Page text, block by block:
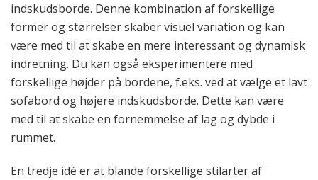
indskudsborde. Denne kombination af forskellige
former og størrelser skaber visuel variation og kan
være med til at skabe en mere interessant og dynamisk
indretning. Du kan også eksperimentere med
forskellige højder på bordene, f.eks. ved at vælge et lavt
sofabord og højere indskudsborde. Dette kan være
med til at skabe en fornemmelse af lag og dybde i
rummet.
En tredje idé er at blande forskellige stilarter af